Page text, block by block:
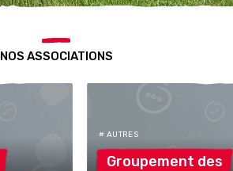
NOS ASSOCIATIONS
# AUTRES
Groupement des